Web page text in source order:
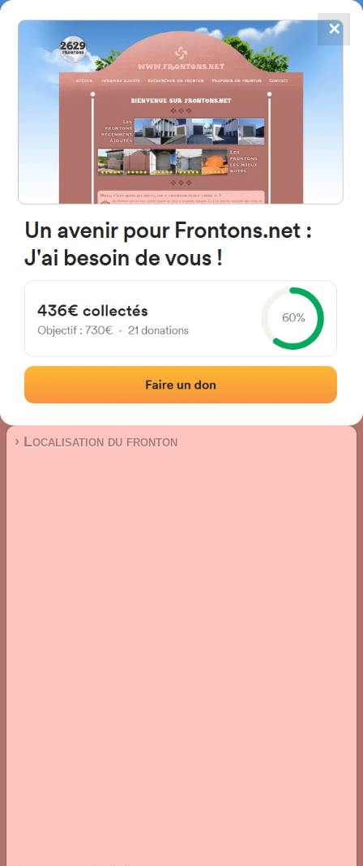
FRONTONS.NET
RECHERCHER UN FRONTON
PROPOSER UN FRONTON
4867
frontons
37892 Sieteiglesias de Tormes,
Calle Salas Pombo 13D
Fronton mur à gauche
Localisation|Photos|Commentaires et avis
› Localisation du fronton
✕